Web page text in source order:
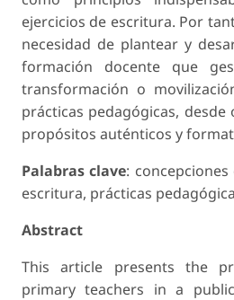
ejercicios de escritura. Por
necesidad de plantear y
formación docente que
transformación o
prácticas pedagógicas,
propósitos auténticos y
Palabras clave: concepciones
escritura, prácticas
Abstract
This article presents the
primary teachers in a